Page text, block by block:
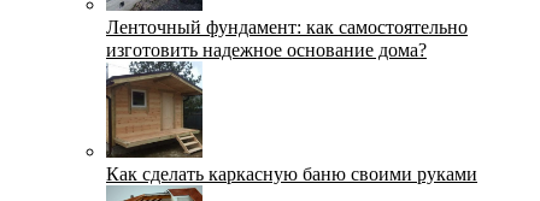
Ленточный фундамент: как самостоятельно
изготовить надежное основание дома?
Как сделать каркасную баню своими руками